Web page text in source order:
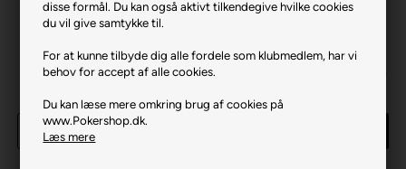
disse formål. Du kan også aktivt tilkendegive hvilke cookies
du vil give samtykke til.
For at kunne tilbyde dig alle fordele som klubmedlem, har vi
behov for accept af alle cookies.
Du kan læse mere omkring brug af cookies på
www.Pokershop.dk.
Læs mere
Monte Carlo 14 gram 50 (25
80,00 DKK
Køb
80,00 DKK